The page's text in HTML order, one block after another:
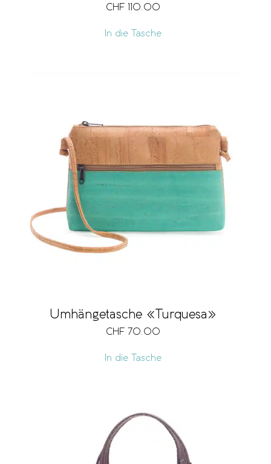
CHF 110.00
In die Tasche
Umhängetasche «Turquesa»
CHF 70.00
In die Tasche